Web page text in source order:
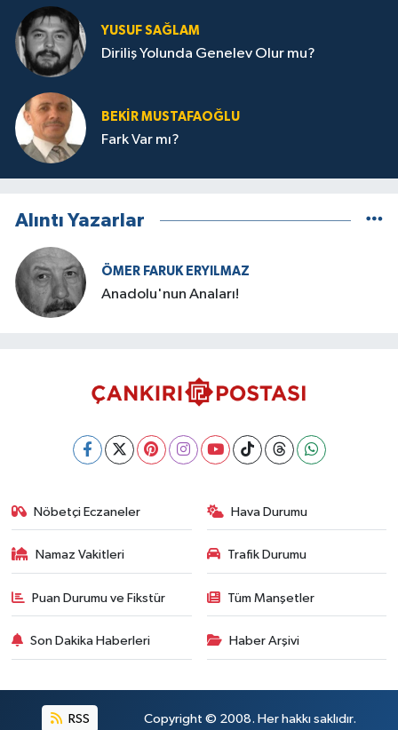
YUSUF SAĞLAM
Diriliş Yolunda Genelev Olur mu?
BEKIR MUSTAFAOĞLU
Fark Var mı?
Alıntı Yazarlar
ÖMER FARUK ERYILMAZ
Anadolu'nun Anaları!
Nöbetçi Eczaneler Hava Durumu
Namaz Vakitleri Trafik Durumu
Puan Durumu ve Fikstür Tüm Manşetler
Son Dakika Haberleri Haber Arşivi
RSS Copyright © 2008. Her hakkı saklıdır.